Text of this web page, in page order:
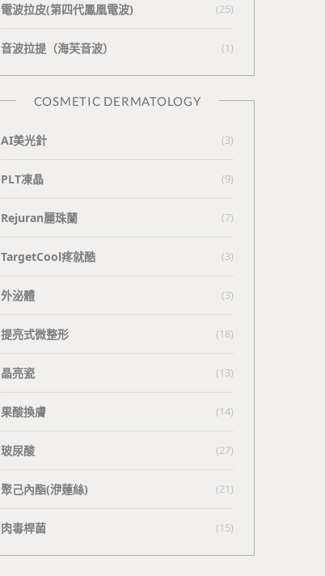
電波拉皮(第四代鳳凰電波) (25)
⾳波拉提（海芙⾳波） (1)
COSMETIC DERMATOLOGY
AI美光針 (3)
PLT凍晶 (9)
Rejuran麗珠蘭 (7)
TargetCool疼就酷 (3)
外泌體 (3)
提亮式微整形 (18)
晶亮瓷 (13)
果酸換膚 (14)
玻尿酸 (27)
聚己內酯(洢蓮絲) (21)
肉毒桿菌 (15)